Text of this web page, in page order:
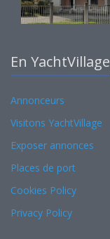
En YachtVillage
Annonceurs
Visitons YachtVillage
Exposer annonces
Places de port
Cookies Policy
Privacy Policy